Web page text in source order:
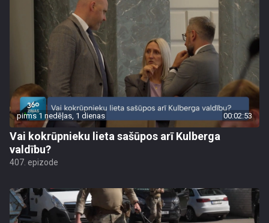
pirms 1 nedēļas, 1 dienas 00:02:53
Vai kokrūpnieku lieta sašūpos arī Kulberga
valdību?
407. epizode